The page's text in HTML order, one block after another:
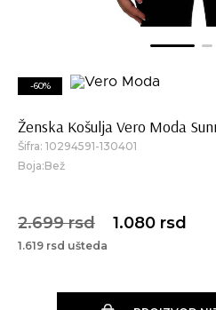
-60%
Ženska Košulja Vero Moda
Šifra: 10294591-130401
Boja:Bež
2.699 rsd 1.080 rsd
1.619 rsd ušteda